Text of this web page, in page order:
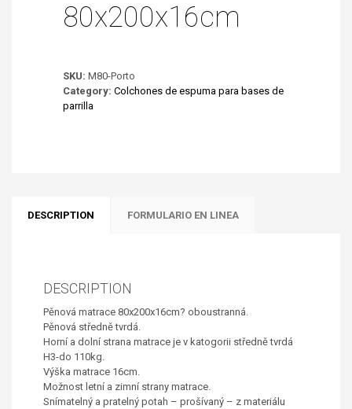
80x200x16cm
SKU: M80-Porto
Category: Colchones de espuma para bases de
parrilla
DESCRIPTION FORMULARIO EN LINEA
DESCRIPTION
Pěnová matrace 80x200x16cm? oboustranná.
Pěnová středně tvrdá.
Horní a dolní strana matrace je v katogorii středně tvrdá
H3-do 110kg.
Výška matrace 16cm.
Možnost letní a zimní strany matrace.
Snímatelný a pratelný potah – prošívaný – z materiálu